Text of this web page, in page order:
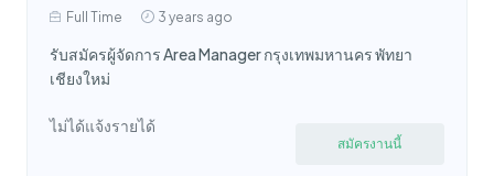
Full Time 3 years ago
รับสมัครผู้จัดการ Area Manager กรุงเทพมหานคร พัทยา
เชียงใหม่
ไม่ได้แจ้งรายได้
สมัครงานนี้